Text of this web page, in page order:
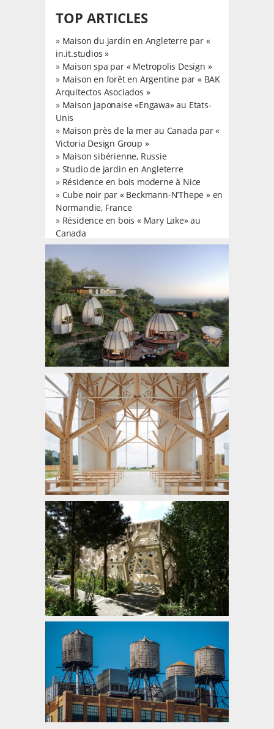
TOP ARTICLES
» Maison du jardin en Angleterre par «
in.it.studios »
» Maison spa par « Metropolis Design »
» Maison en forêt en Argentine par « BAK
Arquitectos Asociados »
» Maison japonaise «Engawa» au Etats-
Unis
» Maison près de la mer au Canada par «
Victoria Design Group »
» Maison sibérienne, Russie
» Studio de jardin en Angleterre
» Résidence en bois moderne à Nice
» Cube noir par « Beckmann-N’Thepe » en
Normandie, France
» Résidence en bois « Mary Lake» au
Canada